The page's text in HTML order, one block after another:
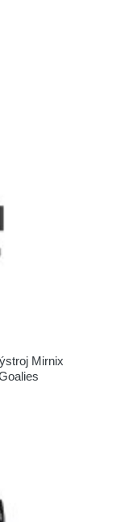
Mirnix